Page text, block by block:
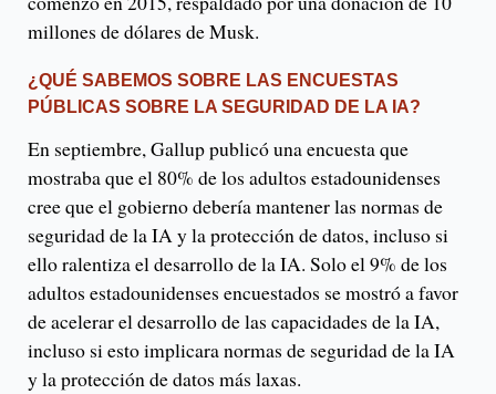
millones de dólares de Musk.
¿QUÉ SABEMOS SOBRE LAS ENCUESTAS
PÚBLICAS SOBRE LA SEGURIDAD DE LA IA?
En septiembre, Gallup publicó una encuesta que
mostraba que el 80% de los adultos estadounidenses
cree que el gobierno debería mantener las normas de
seguridad de la IA y la protección de datos, incluso si
ello ralentiza el desarrollo de la IA. Solo el 9% de los
adultos estadounidenses encuestados se mostró a favor
de acelerar el desarrollo de las capacidades de la IA,
incluso si esto implicara normas de seguridad de la IA
y la protección de datos más laxas.